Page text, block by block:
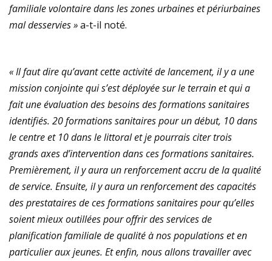
familiale volontaire dans les zones urbaines et périurbaines
mal desservies »a-t-il noté.
« Il faut dire qu’avant cette activité de lancement, il y a une
mission conjointe qui s’est déployée sur le terrain et qui a
fait une évaluation des besoins des formations sanitaires
identifiés. 20 formations sanitaires pour un début, 10 dans
le centre et 10 dans le littoral et je pourrais citer trois
grands axes d’intervention dans ces formations sanitaires.
Premièrement, il y aura un renforcement accru de la qualité
de service. Ensuite, il y aura un renforcement des capacités
des prestataires de ces formations sanitaires pour qu’elles
soient mieux outillées pour offrir des services de
planification familiale de qualité à nos populations et en
particulier aux jeunes. Et enfin, nous allons travailler avec